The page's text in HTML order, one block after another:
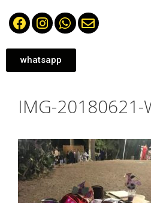
whatsapp
IMG-20180621-